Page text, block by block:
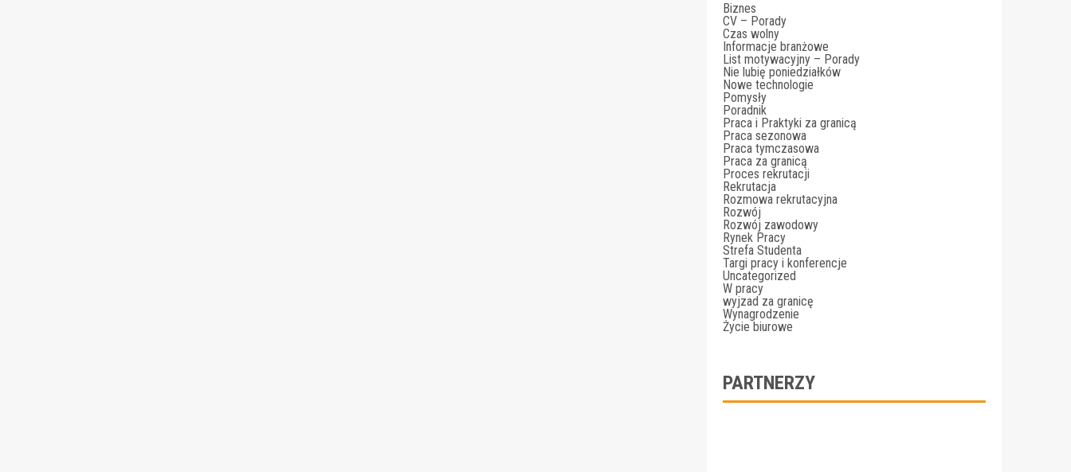
Biznes
CV – Porady
Czas wolny
Informacje branżowe
List motywacyjny – Porady
Nie lubię poniedziałków
Nowe technologie
Pomysły
Poradnik
Praca i Praktyki za granicą
Praca sezonowa
Praca tymczasowa
Praca za granicą
Proces rekrutacji
Rekrutacja
Rozmowa rekrutacyjna
Rozwój
Rozwój zawodowy
Rynek Pracy
Strefa Studenta
Targi pracy i konferencje
Uncategorized
W pracy
wyjzad za granicę
Wynagrodzenie
Życie biurowe
PARTNERZY